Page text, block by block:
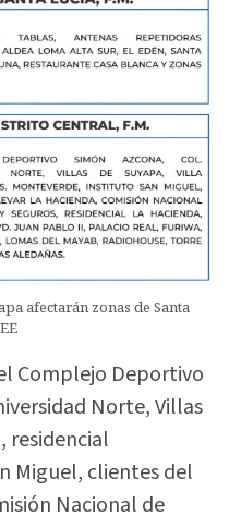
afectarán zonas de Santa
Complejo Deportivo
Norte, Villas
residencial
Miguel, clientes del
Nacional de